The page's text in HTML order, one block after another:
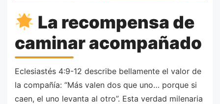
La recompensa de
caminar acompañado
Eclesiastés 4:9-12 describe bellamente el valor de
la compañía: “Más valen dos que uno… porque si
caen, el uno levanta al otro”. Esta verdad milenaria